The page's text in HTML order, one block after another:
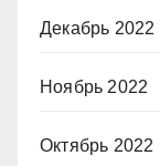
Декабрь 2022
Ноябрь 2022
Октябрь 2022